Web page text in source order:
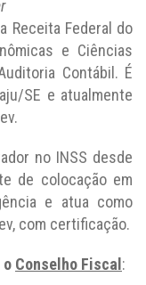
Receita Federal do
e Ciências
Contábil. É
SE e atualmente
no INSS desde
de colocação em
e atua como
com certificação.
o Conselho Fiscal :